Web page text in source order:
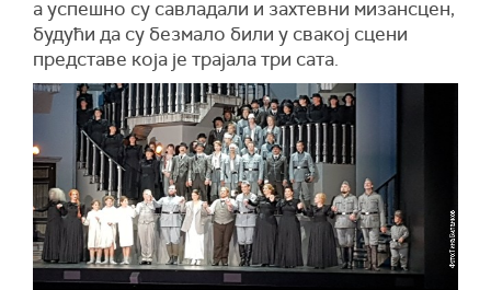
а успешно су савладали и захтевни мизансцен,
будући да су безмало били у свакој сцени
представе која је трајала три сата.